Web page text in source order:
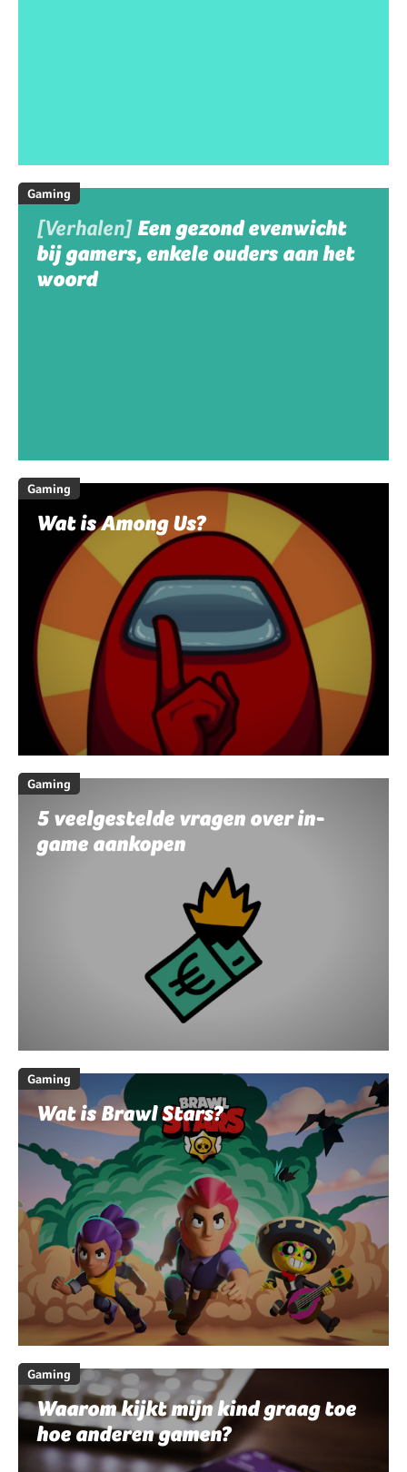
Gaming
[Verhalen] Een gezond evenwicht
bij gamers, enkele ouders aan het
woord
Gaming
Wat is Among Us?
Gaming
5 veelgestelde vragen over in-
game aankopen
Gaming
Wat is Brawl Stars?
Gaming
Waarom kijkt mijn kind graag toe
hoe anderen gamen?